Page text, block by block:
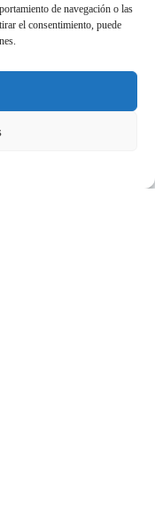
de navegación o las
el consentimiento, puede